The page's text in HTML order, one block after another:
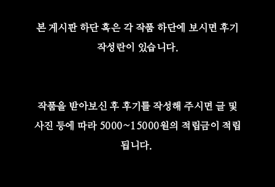
본 게시판 하단 혹은 각 작품 하단에 보시면 후기
작성란이 있습니다.
작품을 받아보신 후 후기를 작성해 주시면 글 및
사진 등에 따라 5000~15000원의 적립금이 적립
됩니다.